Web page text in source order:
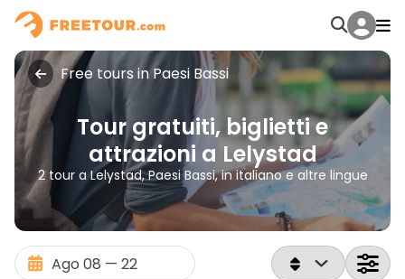
Free tours in Paesi Bassi
Tour gratuiti, biglietti e
attrazioni a Lelystad
2 tour a Lelystad, Paesi Bassi, in italiano e altre lingue